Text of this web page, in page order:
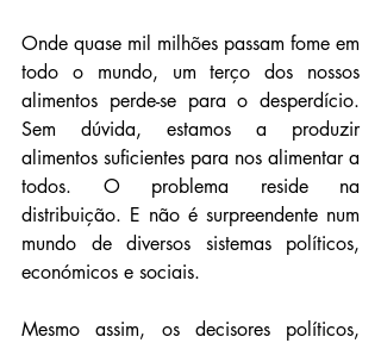
Onde quase mil milhões passam fome em
todo o mundo, um terço dos nossos
alimentos perde-se para o desperdício.
Sem dúvida, estamos a produzir
alimentos suficientes para nos alimentar a
todos. O problema reside na
distribuição. E não é surpreendente num
mundo de diversos sistemas políticos,
económicos e sociais.
Mesmo assim, os decisores políticos,